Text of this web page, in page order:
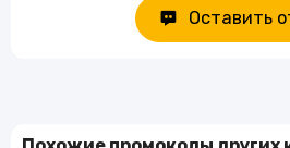
Оставить